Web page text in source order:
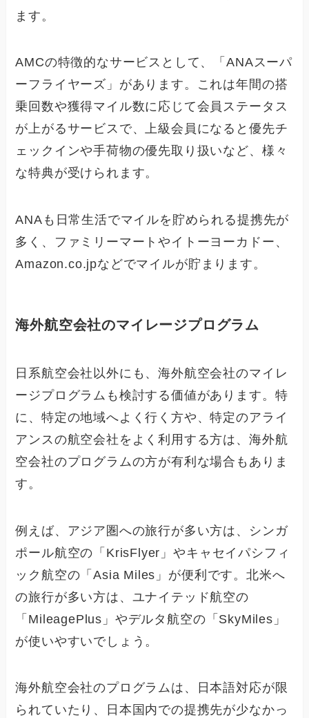
ます。
AMCの特徴的なサービスとして、「ANAスーパ
ーフライヤーズ」があります。これは年間の搭
乗回数や獲得マイル数に応じて会員ステータス
が上がるサービスで、上級会員になると優先チ
ェックインや手荷物の優先取り扱いなど、様々
な特典が受けられます。
ANAも日常生活でマイルを貯められる提携先が
多く、ファミリーマートやイトーヨーカドー、
Amazon.co.jpなどでマイルが貯まります。
海外航空会社のマイレージプログラム
日系航空会社以外にも、海外航空会社のマイレ
ージプログラムも検討する価値があります。特
に、特定の地域へよく行く方や、特定のアライ
アンスの航空会社をよく利用する方は、海外航
空会社のプログラムの方が有利な場合もありま
す。
例えば、アジア圏への旅行が多い方は、シンガ
ポール航空の「KrisFlyer」やキャセイパシフィ
ック航空の「Asia Miles」が便利です。北米へ
の旅行が多い方は、ユナイテッド航空の
「MileagePlus」やデルタ航空の「SkyMiles」
が使いやすいでしょう。
海外航空会社のプログラムは、日本語対応が限
られていたり、日本国内での提携先が少なかっ